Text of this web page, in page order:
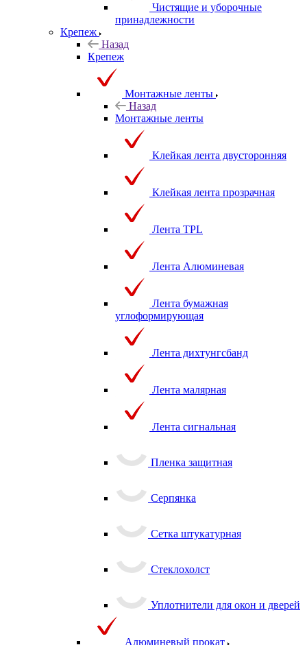
Чистящие и уборочные
принадлежности
Крепеж
Назад
Крепеж
Монтажные ленты
Назад
Монтажные ленты
Клейкая лента двусторонняя
Клейкая лента прозрачная
Лента TPL
Лента Алюминевая
Лента бумажная
углоформирующая
Лента дихтунгсбанд
Лента малярная
Лента сигнальная
Пленка защитная
Серпянка
Сетка штукатурная
Стеклохолст
Уплотнители для окон и дверей
Алюминевый прокат